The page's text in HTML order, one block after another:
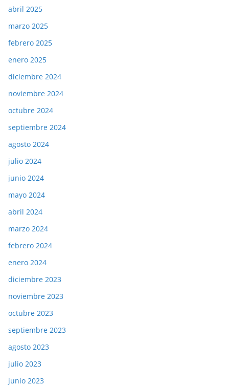
abril 2025
marzo 2025
febrero 2025
enero 2025
diciembre 2024
noviembre 2024
octubre 2024
septiembre 2024
agosto 2024
julio 2024
junio 2024
mayo 2024
abril 2024
marzo 2024
febrero 2024
enero 2024
diciembre 2023
noviembre 2023
octubre 2023
septiembre 2023
agosto 2023
julio 2023
junio 2023